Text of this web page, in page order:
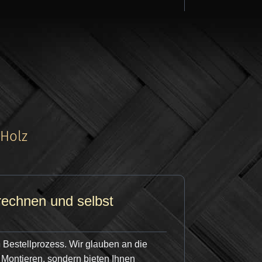
Scheune oder das Pool-Haus waren
strengen Kontrolle. Wir überprüfen
sicher, dass Sie nur das beste
Sie als Profi von exklusiven Vorteilen:
und selbst
Wir glauben an die
sondern bieten Ihnen